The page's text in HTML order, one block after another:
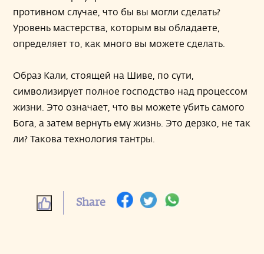
противном случае, что бы вы могли сделать?
Уровень мастерства, которым вы обладаете,
определяет то, как много вы можете сделать.
Образ Кали, стоящей на Шиве, по сути,
символизирует полное господство над процессом
жизни. Это означает, что вы можете убить самого
Бога, а затем вернуть ему жизнь. Это дерзко, не так
ли? Такова технология тантры.
Share